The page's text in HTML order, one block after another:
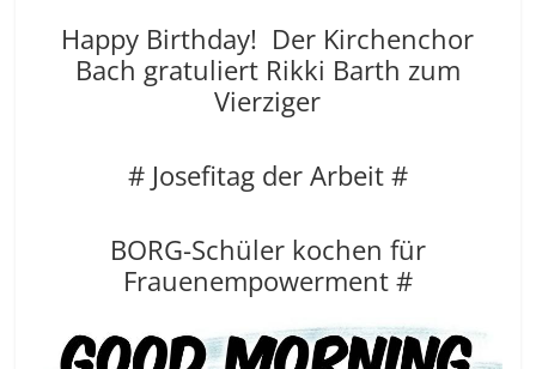
Happy Birthday! Der Kirchenchor
Bach gratuliert Rikki Barth zum
Vierziger
# Josefitag der Arbeit #
BORG-Schüler kochen für
Frauenempowerment #